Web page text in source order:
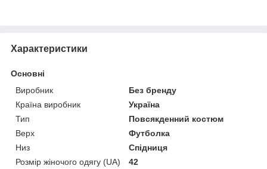
Характеристики
Основні
Виробник
Без бренду
Країна виробник
Україна
Тип
Повсякденний костюм
Верх
Футболка
Низ
Спідниця
Розмір жіночого одягу (UA)
42